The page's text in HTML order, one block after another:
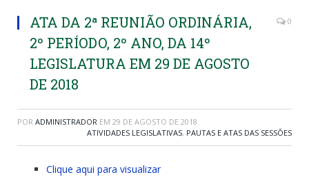
ATA DA 2ª REUNIÃO ORDINÁRIA,
2º PERÍODO, 2º ANO, DA 14º
LEGISLATURA EM 29 DE AGOSTO
DE 2018
0
POR ADMINISTRADOR EM 29 DE AGOSTO DE 2018
ATIVIDADES LEGISLATIVAS, PAUTAS E ATAS DAS SESSÕES
Clique aqui para visualizar